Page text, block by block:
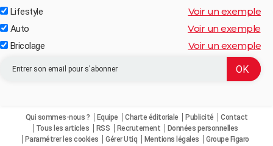
Lifestyle Voir un exemple
Auto Voir un exemple
Bricolage Voir un exemple
Qui sommes-nous ? Equipe Charte éditoriale Publicité
Contact
Tous les articles
RSS Recrutement
Données personnelles
Paramétrer les cookies
Gérer Utiq Mentions légales Groupe Figaro